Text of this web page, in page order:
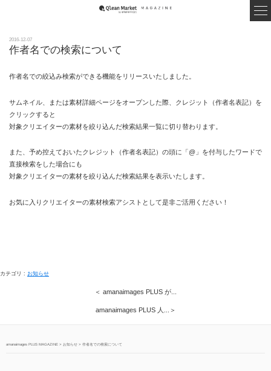
2016-12-07
作者名での検索について
作者名での絞込み検索ができる機能をリリースいたしました。
サムネイル、または素材詳細ページをオープンした際、クレジット（作者名表記）を
クリックすると
対象クリエイターの素材を絞り込んだ検索結果一覧に切り替わります。
また、予め控えておいたクレジット（作者名表記）の頭に「@」を付与したワードで
直接検索をした場合にも
対象クリエイターの素材を絞り込んだ検索結果を表示いたします。
お気に入りクリエイターの素材検索アシストとして是非ご活用ください！
カテゴリ : お知らせ
＜ amanaimages PLUS が...
amanaimages PLUS 人...＞
amanaimages PLUS MAGAZINE > お知らせ > 作者名での検索について